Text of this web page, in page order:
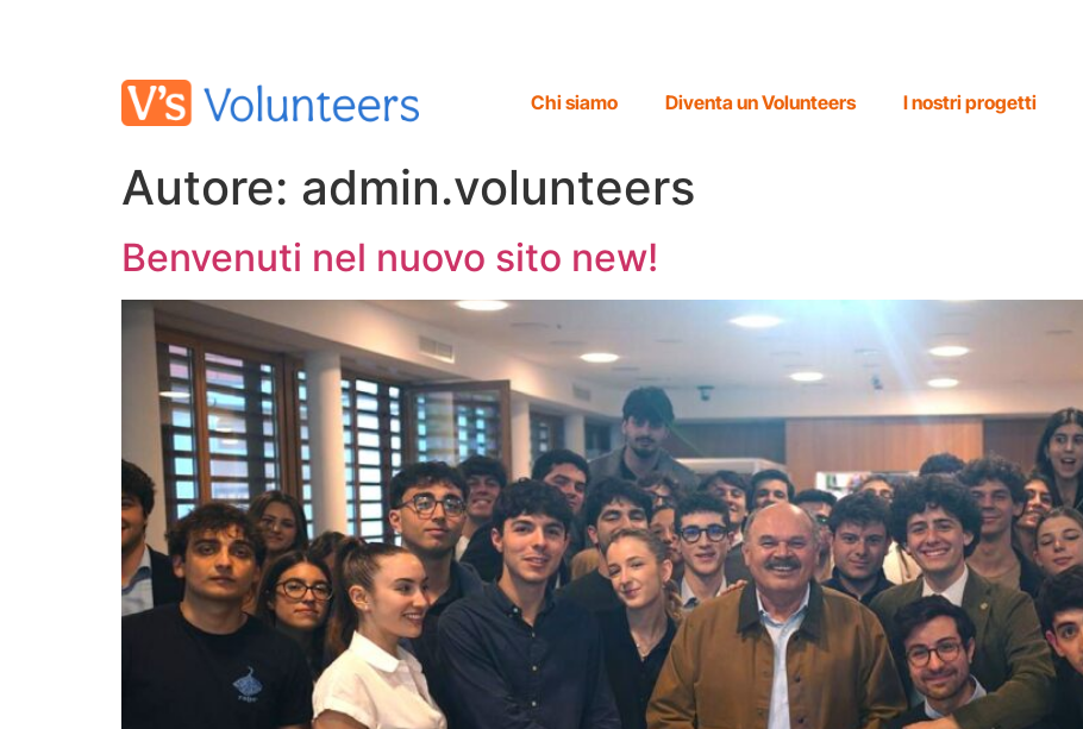
Chi siamo Diventa un Volunteers I nostri progetti
Autore: admin.volunteers
Benvenuti nel nuovo sito new!